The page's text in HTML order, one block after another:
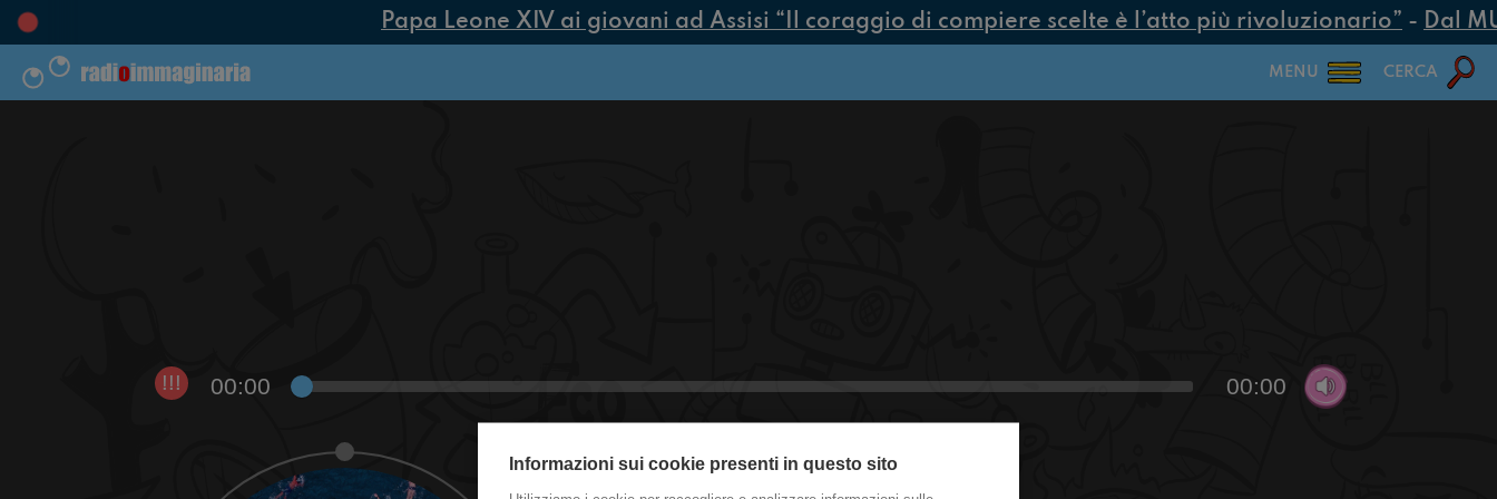
Papa Leone XIV ai giovani ad Assisi “Il coraggio di compiere scelte è l’atto più rivoluzionario”- Dal
MENU CERCA
!!! 00:00 00:00
#ravenna Vaporwave?! by Svccy
Informazioni sui cookie presenti in questo sito